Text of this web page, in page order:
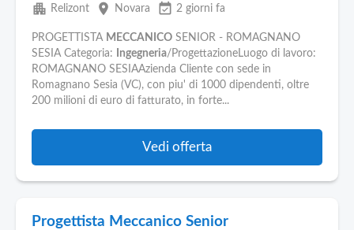
apartment Relizont place Novara event_available 2 giorni fa
PROGETTISTA MECCANICO SENIOR - ROMAGNANO
SESIA Categoria:
Ingegneria/ProgettazioneLuogo di lavoro:
ROMAGNANO SESIAAzienda Cliente con sede in
Romagnano Sesia (VC), con piu' di 1000 dipendenti, oltre
200 milioni di euro di fatturato, in forte...
Vedi offerta
Progettista Meccanico Senior